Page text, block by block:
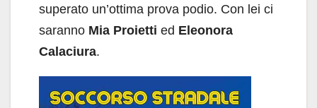
superato un’ottima prova podio. Con lei ci
saranno Mia Proietti ed Eleonora
Calaciura.